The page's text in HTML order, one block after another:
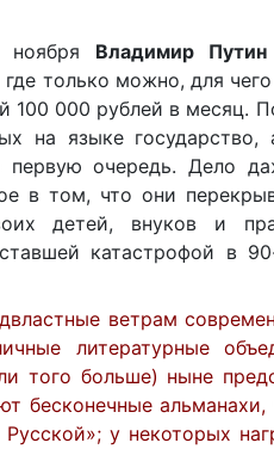
ноября Владимир Путин
только можно, для
100 000 рублей в месяц.
на языке
первую очередь. Дело
в том, что они
детей, внуков и
катастрофой в
ветрам
литературные
того больше) ныне
бесконечные
у некоторых